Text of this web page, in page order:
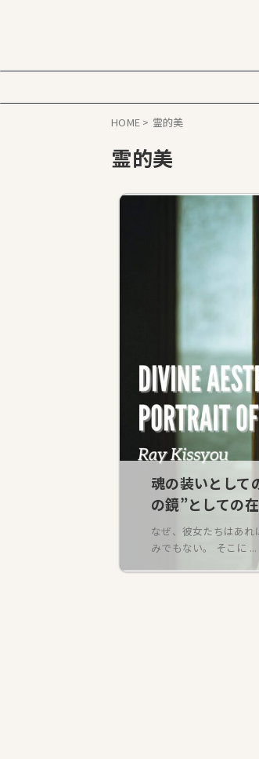
HOME > 霊的美
霊的美
魂の装いとして
の鏡”としての
なぜ、彼女たちはあれ
みでもない。 そこに ...